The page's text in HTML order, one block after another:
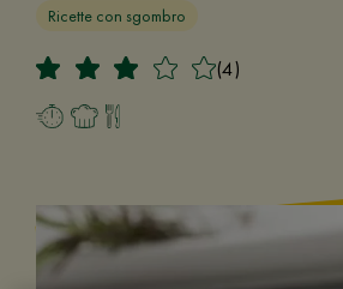
Ricette con sgombro
(4)